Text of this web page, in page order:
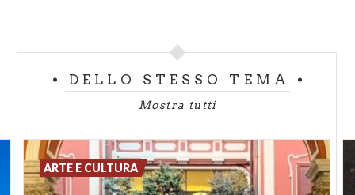
DELLO STESSO TEMA
Mostra tutti
ARTE E CULTURA